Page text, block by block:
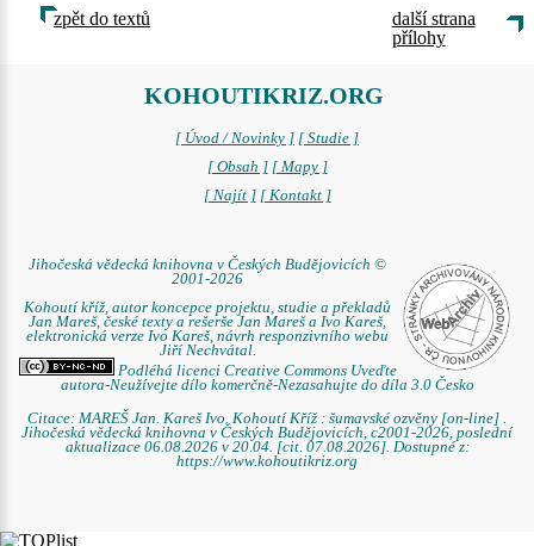
zpět do textů
další strana
přílohy
KOHOUTIKRIZ.ORG
[ Úvod / Novinky ] [ Studie ]
[ Obsah ] [ Mapy ]
[ Najít ] [ Kontakt ]
Jihočeská vědecká knihovna v Českých Budějovicích ©
2001-2026
Kohoutí kříž, autor koncepce projektu, studie a překladů
Jan Mareš, české texty a rešerše Jan Mareš a Ivo Kareš,
elektronická verze Ivo Kareš, návrh responzivního webu
Jiří Nechvátal.
Podléhá licenci Creative Commons Uveďte
autora-Neužívejte dílo komerčně-Nezasahujte do díla 3.0 Česko
Citace: MAREŠ Jan. Kareš Ivo. Kohoutí Kříž : šumavské ozvěny [on-line] .
Jihočeská vědecká knihovna v Českých Budějovicích, c2001-2026, poslední
aktualizace 06.08.2026 v 20.04. [cit. 07.08.2026]. Dostupné z:
https://www.kohoutikriz.org